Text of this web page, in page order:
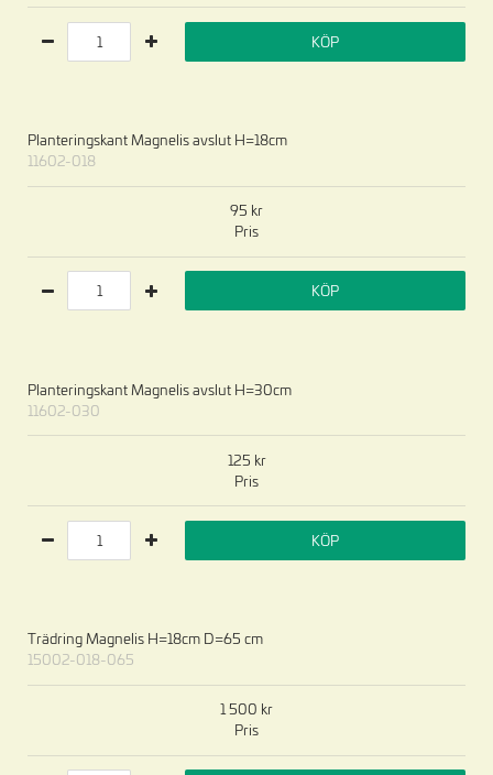
KÖP
Planteringskant Magnelis avslut H=18cm
11602-018
Pris
95
KÖP
Planteringskant Magnelis avslut H=30cm
11602-030
Pris
125
KÖP
Trädring Magnelis H=18cm D=65 cm
15002-018-065
Pris
1 500